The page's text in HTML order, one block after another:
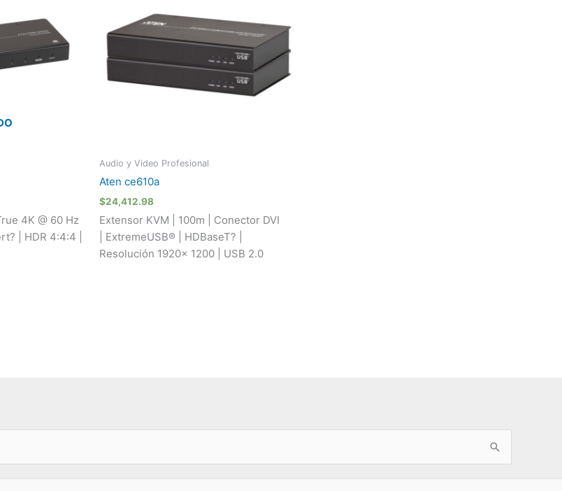
4K @ 60 Hz
| HDR 4:4:4 |
Audio y Video Profesional
Aten ce610a
$24,412.98
Extensor KVM | 100m | Conector DVI
| ExtremeUSB® | HDBaseT? |
Resolución 1920x 1200 | USB 2.0